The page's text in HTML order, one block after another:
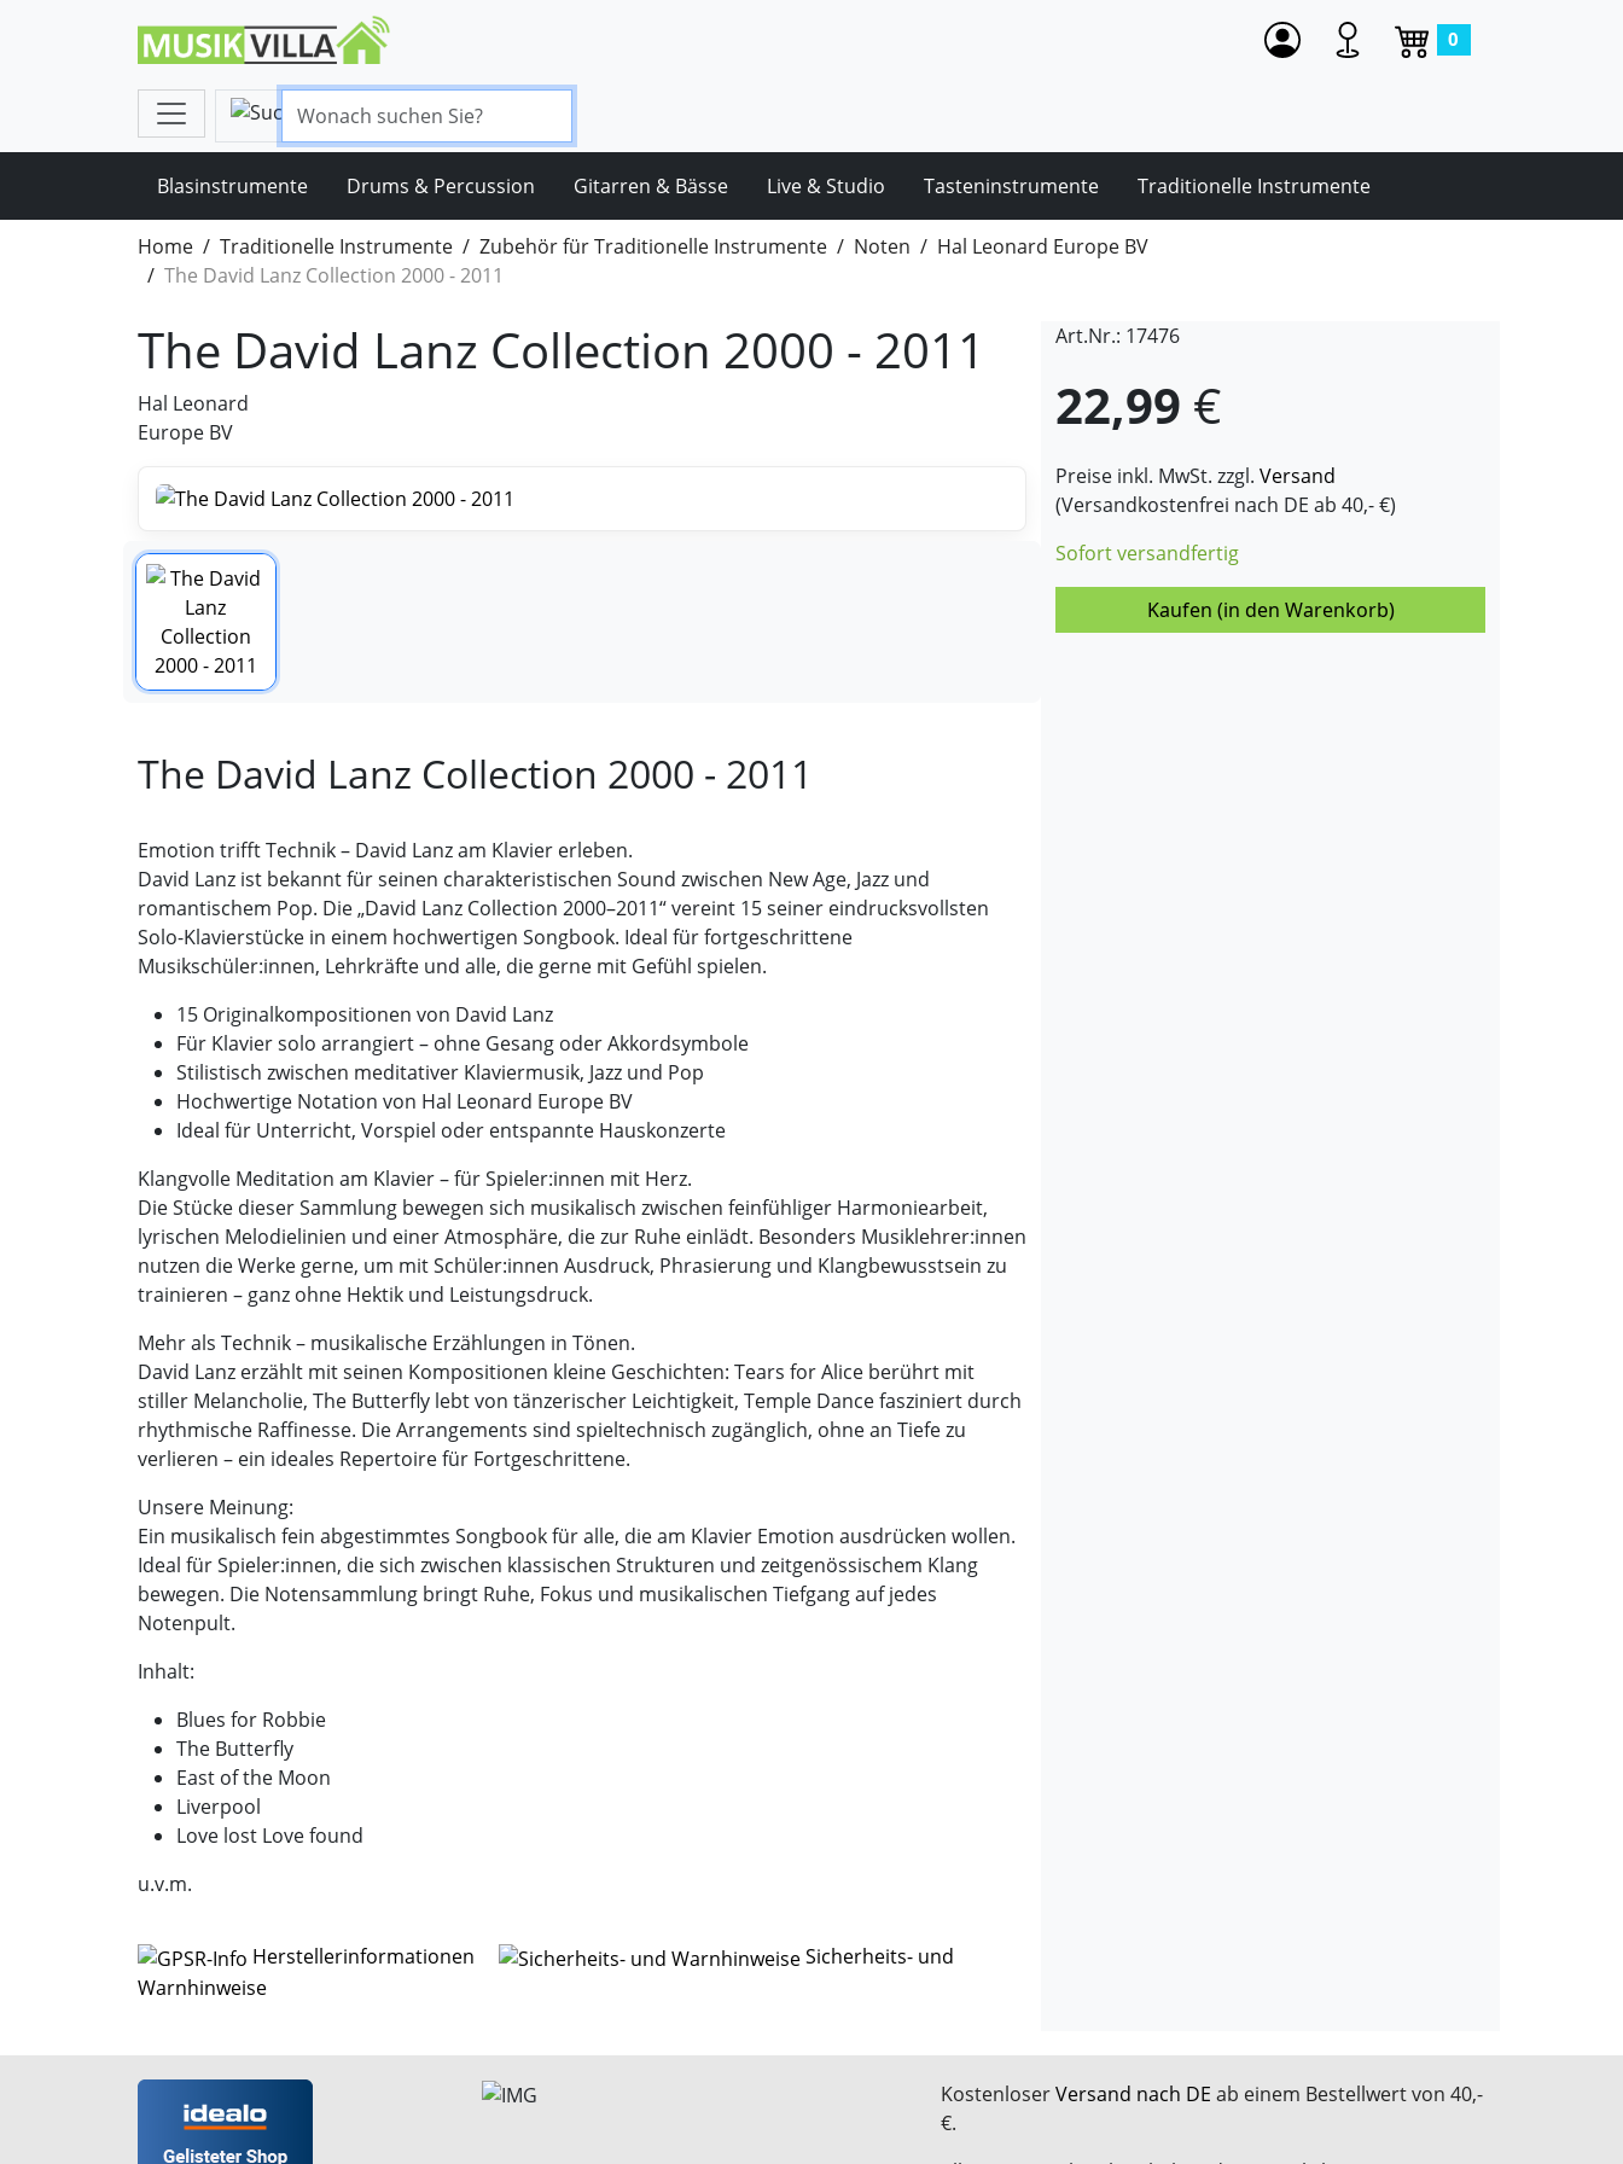
0
Blasinstrumente Drums & Percussion Gitarren & Bässe Live & Studio Tasteninstrumente Traditionelle Instrumente
Home Traditionelle Instrumente Zubehör für Traditionelle Instrumente Noten
Hal Leonard Europe BV
The David Lanz Collection 2000 - 2011
The David Lanz Collection 2000 - 2011
Hal Leonard
Europe BV
The David Lanz Collection 2000 - 2011
Emotion trifft Technik – David Lanz am Klavier erleben.
David Lanz ist bekannt für seinen charakteristischen Sound zwischen New Age, Jazz und
romantischem Pop. Die „David Lanz Collection 2000–2011“ vereint 15 seiner eindrucksvollsten
Solo-Klavierstücke in einem hochwertigen Songbook. Ideal für fortgeschrittene
Musikschüler:innen, Lehrkräfte und alle, die gerne mit Gefühl spielen.
15 Originalkompositionen von David Lanz
Für Klavier solo arrangiert – ohne Gesang oder Akkordsymbole
Stilistisch zwischen meditativer Klaviermusik, Jazz und Pop
Hochwertige Notation von Hal Leonard Europe BV
Ideal für Unterricht, Vorspiel oder entspannte Hauskonzerte
Klangvolle Meditation am Klavier – für Spieler:innen mit Herz.
Die Stücke dieser Sammlung bewegen sich musikalisch zwischen feinfühliger Harmoniearbeit,
lyrischen Melodielinien und einer Atmosphäre, die zur Ruhe einlädt. Besonders Musiklehrer:innen
nutzen die Werke gerne, um mit Schüler:innen Ausdruck, Phrasierung und Klangbewusstsein zu
trainieren – ganz ohne Hektik und Leistungsdruck.
Mehr als Technik – musikalische Erzählungen in Tönen.
David Lanz erzählt mit seinen Kompositionen kleine Geschichten: Tears for Alice berührt mit
stiller Melancholie, The Butterfly lebt von tänzerischer Leichtigkeit, Temple Dance fasziniert durch
rhythmische Raffinesse. Die Arrangements sind spieltechnisch zugänglich, ohne an Tiefe zu
verlieren – ein ideales Repertoire für Fortgeschrittene.
Unsere Meinung:
Ein musikalisch fein abgestimmtes Songbook für alle, die am Klavier Emotion ausdrücken wollen.
Ideal für Spieler:innen, die sich zwischen klassischen Strukturen und zeitgenössischem Klang
bewegen. Die Notensammlung bringt Ruhe, Fokus und musikalischen Tiefgang auf jedes
Notenpult.
Inhalt:
Blues for Robbie
The Butterfly
East of the Moon
Liverpool
Love lost Love found
u.v.m.
Herstellerinformationen
Sicherheits- und
Warnhinweise
Art.Nr.: 17476
22,99 €
Preise inkl. MwSt. zzgl. Versand
(Versandkostenfrei nach DE ab 40,- €)
Sofort versandfertig
Kaufen (in den Warenkorb)
KostenloserVersand nach DE ab einem Bestellwert von 40,-
€.